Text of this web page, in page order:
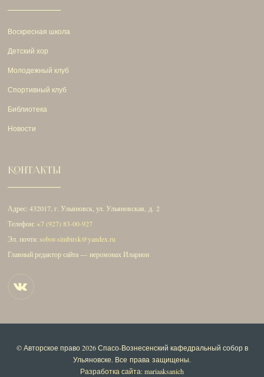
Воскресная школа
Детский хор
Молодежный клуб
Спортивный клуб
Библиотека
Новости
КОНТАКТЫ
Адрес: 432017, г. Ульяновск, ул. Ульяновская, д. 2
Телефон:+7 (927) 83-00-927
Эл. почта: sobor-simbirsk@yandex.ru
Главный редактор сайта — иеромонах Иларион
© Авторское право 2026Спасо-Вознесенский кафедральный собор в
Ульяновске. Все права защищены.
Разработка сайта: mariaaksanich